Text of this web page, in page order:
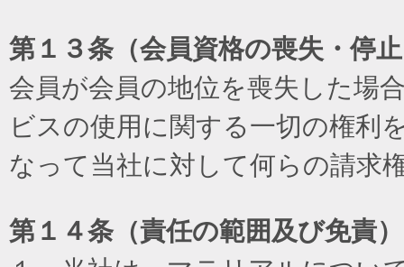
第１３条（会員資格の喪失・停
会員が会員の地位を喪失した場
ビスの使用に関する一切の権利
なって当社に対して何らの請求
第１４条（責任の範囲及び免責）